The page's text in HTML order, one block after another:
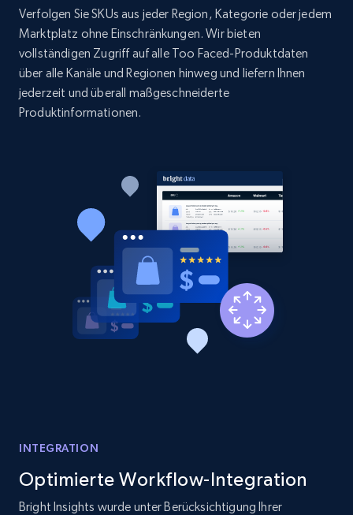
323+ Jetzt anfangen
Etsy - Collect data on products using
specified keywords
price, and more.
1.9K+ Jetzt anfangen
Etsy - Collects data from shop's URL
URL, Product id, Listing inventory id, Title, Rating,
Reviews count shop, Reviews count item, Initial
Amazon products search
Asin, URL, Name, Sponsored, Initial price, Final
Verfolgen Sie SKUs aus jeder Region, Kategorie oder jedem
Marktplatz ohne Einschränkungen. Wir bieten
vollständigen Zugriff auf alle Too Faced-Produktdaten
über alle Kanäle und Regionen hinweg und liefern Ihnen
jederzeit und überall maßgeschneiderte
Produktinformationen.
INTEGRATION
Optimierte Workflow-Integration
Bright Insights wurde unter Berücksichtigung Ihrer